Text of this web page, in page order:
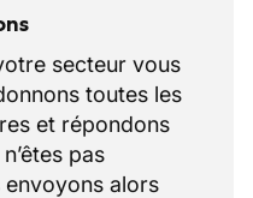
secteur vous
toutes les
et répondons
pas
envoyons alors